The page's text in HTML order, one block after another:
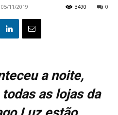
05/11/2019 0
3490
a noite,
as lojas da